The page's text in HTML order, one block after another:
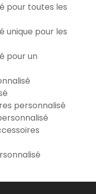
gravé personnalisé
en frêne - Modèle
24,90 €
pour toutes les
unique pour les
pour un
personnalisé